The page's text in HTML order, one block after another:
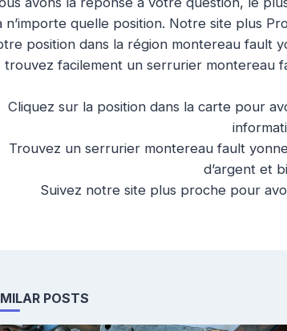
n’importe quelle position. Notre site plus
position dans la région montereau fault
trouvez facilement un serrurier montereau
Cliquez sur la position dans la carte pour
Trouvez un serrurier montereau fault
d’argent et
Suivez notre site plus proche pour
POSTS